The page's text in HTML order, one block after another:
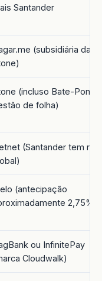
Santander
(subsidiária da
(incluso Bate-Ponto
de folha)
(Santander tem
(antecipação
2,75%)
ou InfinitePay
Cloudwalk)